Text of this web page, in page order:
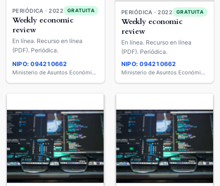
PERIÓDICA · 2022 GRATUITA
Weekly economic
review
En línea. Recurso en línea
(PDF). Periódica.
NIPO: 094210662
Ministerio de Asuntos Económicos y Transformación Digital
PERIÓDICA · 2022 GRATUITA
Weekly economic
review
En línea. Recurso en línea
(PDF). Periódica.
NIPO: 094210662
Ministerio de Asuntos Económicos y Transformación Digital